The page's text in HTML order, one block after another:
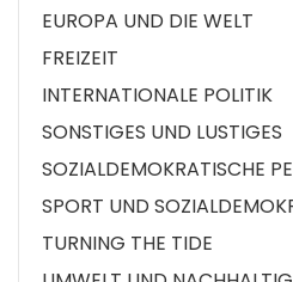
EUROPA UND DIE WELT
FREIZEIT
INTERNATIONALE POLITIK
SONSTIGES UND LUSTIGES
SOZIALDEMOKRATISCHE
SPORT UND
TURNING THE TIDE